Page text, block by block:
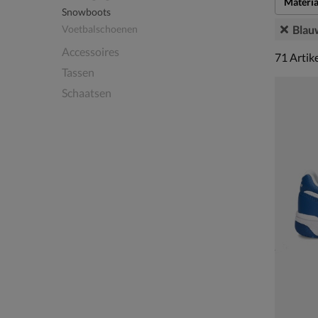
Snowboots
Voetbalschoenen
Accessoires
Tassen
Schaatsen
71
71